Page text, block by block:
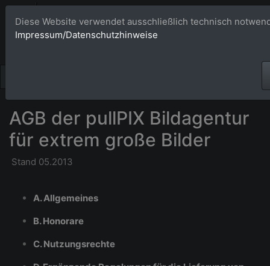
Bildagentur
AGB der pullPIX Bildagentur
für extrem große Bilder
Stand 05.2013
A. Allgemeines
B. Honorare
C. Nutzungsrechte
Diese Website verwendet ausschließlich technisch
Impressum/Datenschutzhinweise